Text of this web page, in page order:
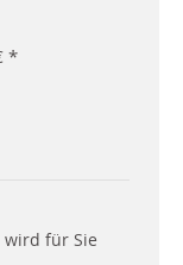
*
wird für Sie